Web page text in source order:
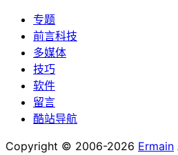
专题
前言科技
多媒体
技巧
软件
留言
酷站导航
Copyright © 2006-2026 Ermain